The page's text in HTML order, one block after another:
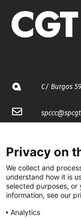
C/ Burgos
spccc@
cgtcatalunya
Privacy on
We collect and
understand how it is
selected purposes, or
information, see our
Analytics